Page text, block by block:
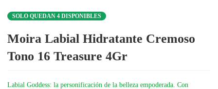
SOLO QUEDAN 4 DISPONIBLES
Moira Labial Hidratante Cremoso
Tono 16 Treasure 4Gr
Labial Goddess: la personificación de la belleza empoderada. Con